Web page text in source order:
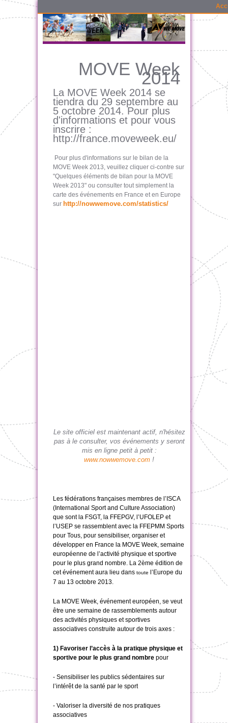
MOVE Week
2014
La MOVE Week 2014 se
tiendra du 29 septembre au
5 octobre 2014. Pour plus
d'informations et pour vous
inscrire :
http://france.moveweek.eu/
Pour plus d'informations sur le bilan de la
MOVE Week 2013, veuillez cliquer ci-contre sur
"Quelques éléments de bilan pour la MOVE
Week 2013" ou consulter tout simplement la
carte des événements en France et en Europe
sur http://nowwemove.com/statistics/
Le site officiel est maintenant actif, n'hésitez
pas à le consulter, vos événements y seront
mis en ligne petit à petit :
www.nowwemove.com !
Les fédérations françaises membres de l’ISCA
(International Sport and Culture Association)
que sont la FSGT, la FFEPGV, l’UFOLEP et
l’USEP se rassemblent avec la FFEPMM Sports
pour Tous, pour sensibiliser, organiser et
développer en France la MOVE Week, semaine
européenne de l’activité physique et sportive
pour le plus grand nombre. La 2ème édition de
cet événement aura lieu dans toute l’Europe du
7 au 13 octobre 2013.
La MOVE Week, événement européen, se veut
être une semaine de rassemblements autour
des activités physiques et sportives
associatives construite autour de trois axes :
1) Favoriser l’accès à la pratique physique et
sportive pour le plus grand nombre pour
- Sensibiliser les publics sédentaires sur
l’intérêt de la santé par le sport
- Valoriser la diversité de nos pratiques
associatives